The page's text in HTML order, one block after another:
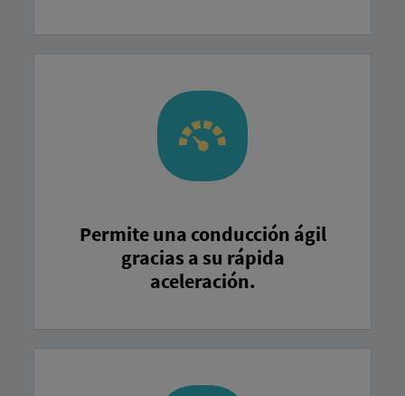
Permite una conducción ágil
gracias a su rápida
aceleración.